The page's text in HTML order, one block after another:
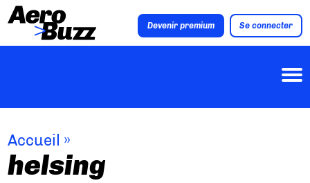
Devenir premium Se connecter
Accueil »
helsing